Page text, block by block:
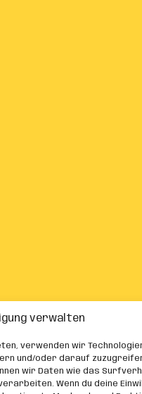
verwalten
verwenden wir
und/oder darauf
wir Daten wie das
Wenn du deine